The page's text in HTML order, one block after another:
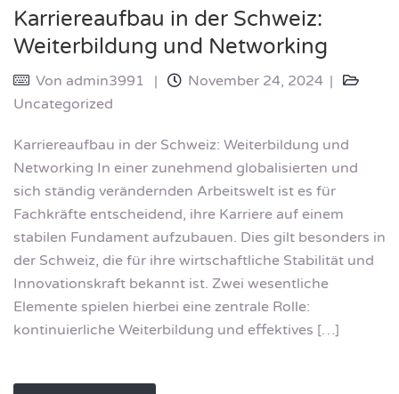
Karriereaufbau in der Schweiz:
Weiterbildung und Networking
Von admin3991
November 24, 2024
Uncategorized
Karriereaufbau in der Schweiz: Weiterbildung und
Networking In einer zunehmend globalisierten und
sich ständig verändernden Arbeitswelt ist es für
Fachkräfte entscheidend, ihre Karriere auf einem
stabilen Fundament aufzubauen. Dies gilt besonders in
der Schweiz, die für ihre wirtschaftliche Stabilität und
Innovationskraft bekannt ist. Zwei wesentliche
Elemente spielen hierbei eine zentrale Rolle:
kontinuierliche Weiterbildung und effektives […]